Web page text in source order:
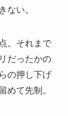
ない。
。それまで
だったかの
の押し下げ
めて先制。